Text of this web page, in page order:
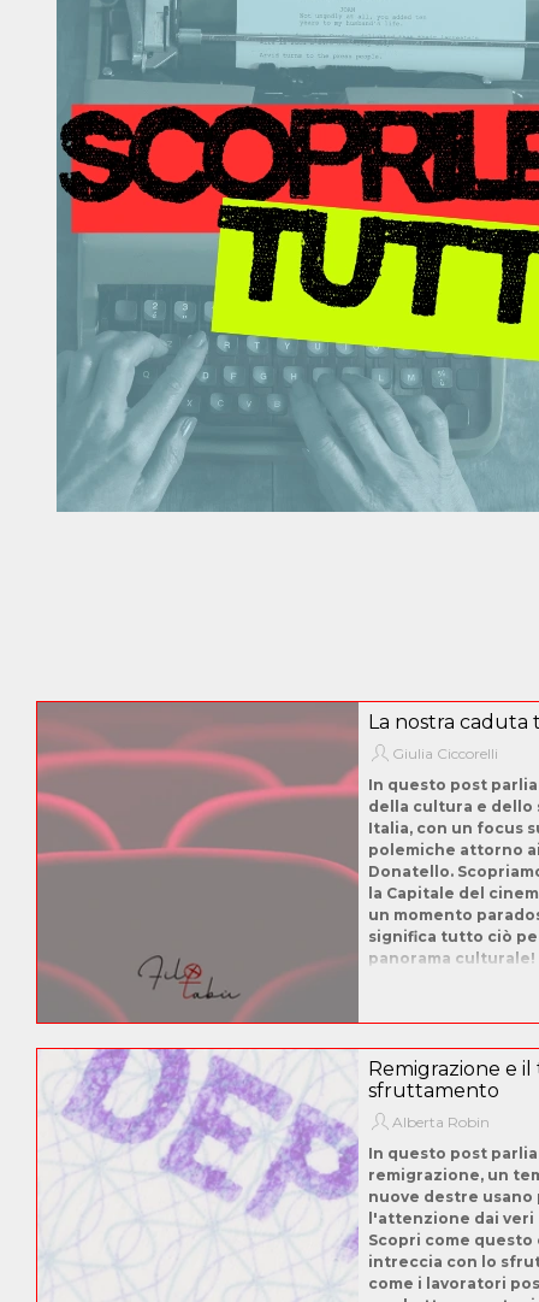
La nostra caduta
Giulia Ciccorelli
In questo post
della cultura e dello
Italia, con un focus
polemiche attorno
Donatello.
la Capitale del
un momento
significa tutto ciò
panorama culturale!
Remigrazione e
sfruttamento
Alberta Robin
In questo post
remigrazione, un
nuove destre
l'attenzione dai veri
Scopri come
intreccia con lo
come i lavoratori